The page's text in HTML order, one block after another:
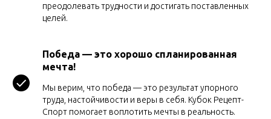
преодолевать трудности и достигать поставленных
целей.
Победа — это хорошо спланированная
мечта!
Мы верим, что победа — это результат упорного
труда, настойчивости и веры в себя. Кубок Рецепт-
Спорт помогает воплотить мечты в реальность.